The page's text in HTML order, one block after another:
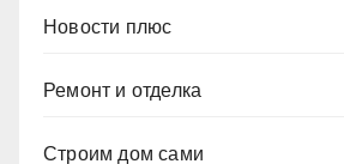
Новости плюс
Ремонт и отделка
Строим дом сами